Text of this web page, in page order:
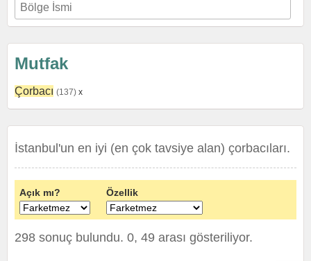
Mutfak
Çorbacı (137) x
İstanbul'un en iyi (en çok tavsiye alan) çorbacıları.
Açık mı? Özellik
298 sonuç bulundu. 0, 49 arası gösteriliyor.